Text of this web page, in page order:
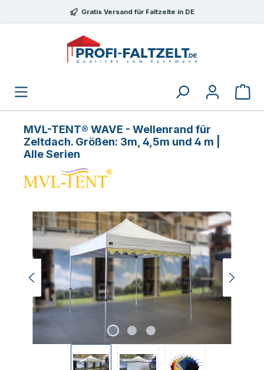
Zum Hauptinhalt springenGratis Versand für Faltzelte in DE
MVL-TENT® WAVE - Wellenrand für
Zeltdach. Größen: 3m, 4,5m und 4 m |
Alle Serien
Bildergalerie überspringen